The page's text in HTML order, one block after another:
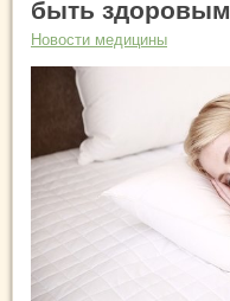
быть
Новости медицины